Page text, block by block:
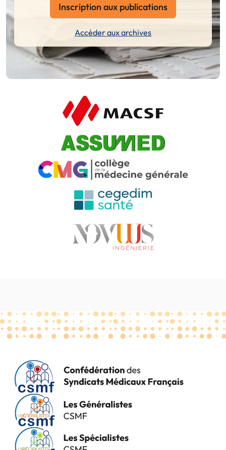
Inscription aux publications
Accéder aux archives